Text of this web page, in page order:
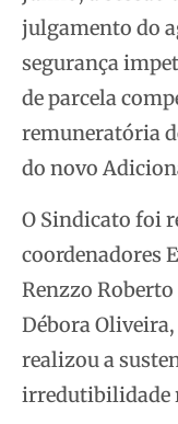
julgamento do
segurança
de parcela
remuneratória
do novo
O Sindicato foi
coordenadores
Renzzo
Débora
realizou a
irredutibilidade